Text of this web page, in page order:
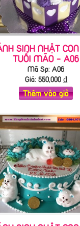
SINH NHẬT
TUỔI MÃO - A06
Mã Sp: A06
Giá: 550,000₫
Thêm vào giỏ